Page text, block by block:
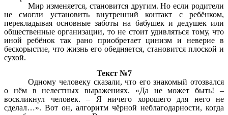
Мир изменяется, становится другим. Но если родители
не смогли установить внутренний контакт с ребёнком,
перекладывая основные заботы на бабушек и дедушек или
общественные организации, то не стоит удивляться тому, что
иной ребёнок так рано приобретает цинизм и неверие в
бескорыстие, что жизнь его обедняется, становится плоской и
сухой.
Текст №7
Одному человеку сказали, что его знакомый отозвался
о нём в нелестных выражениях. «Да не может быть! –
воскликнул человек. – Я ничего хорошего для него не
сделал…». Вот он, алгоритм чёрной неблагодарности, когда